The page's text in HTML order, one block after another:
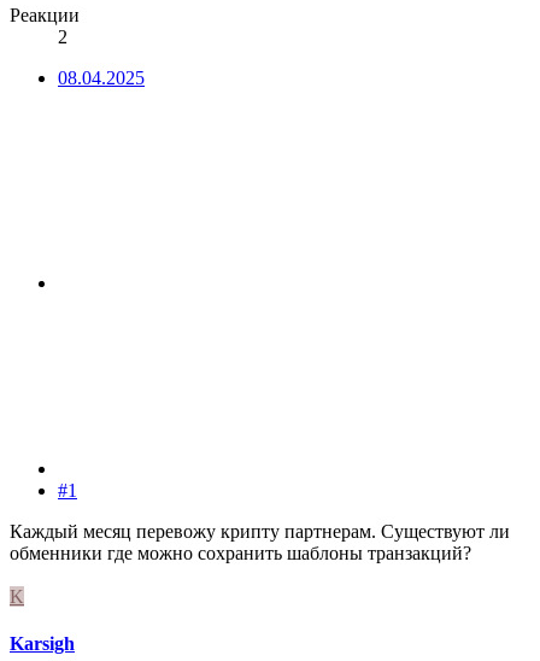
Реакции
2
08.04.2025
#1
Каждый месяц перевожу крипту партнерам. Существуют ли
обменники где можно сохранить шаблоны транзакций?
K
Karsigh